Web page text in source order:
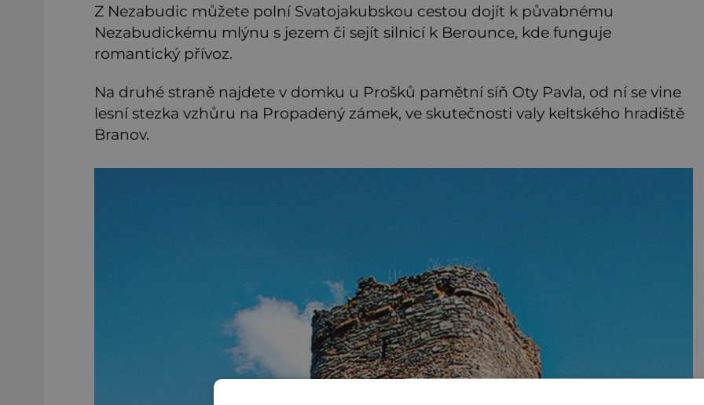
Z Nezabudic můžete polní Svatojakubskou cestou dojít k půvabnému
Nezabudickému mlýnu s jezem či sejít silnicí k Berounce, kde funguje
romantický přívoz.
Na druhé straně najdete v domku u Prošků pamětní síň Oty Pavla, od ní se vine
lesní stezka vzhůru na Propadený zámek, ve skutečnosti valy keltského hradiště
Branov.